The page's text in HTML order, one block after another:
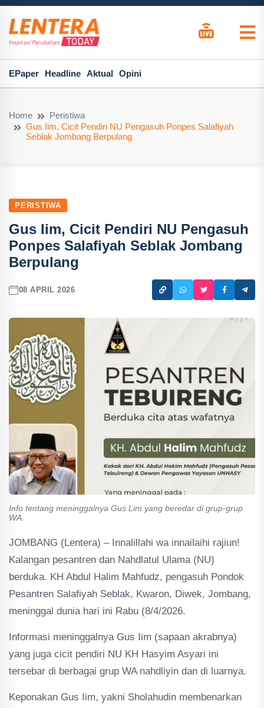
EPaper Headline Aktual Opini
Home
Peristiwa
Gus Iim, Cicit Pendiri NU Pengasuh Ponpes Salafiyah
Seblak Jombang Berpulang
PERISTIWA
Gus Iim, Cicit Pendiri NU Pengasuh
Ponpes Salafiyah Seblak Jombang
Berpulang
08 APRIL 2026
Info tentang meninggalnya Gus Lim yang beredar di grup-grup
WA.
JOMBANG (Lentera) – Innalillahi wa innailaihi rajiun!
Kalangan pesantren dan Nahdlatul Ulama (NU)
berduka. KH Abdul Halim Mahfudz, pengasuh Pondok
Pesantren Salafiyah Seblak, Kwaron, Diwek, Jombang,
meninggal dunia hari ini Rabu (8/4/2026.
Informasi meninggalnya Gus Iim (sapaan akrabnya)
yang juga cicit pendiri NU KH Hasyim Asyari ini
tersebar di berbagai grup WA nahdliyin dan di luarnya.
Keponakan Gus Iim, yakni Sholahudin membenarkan